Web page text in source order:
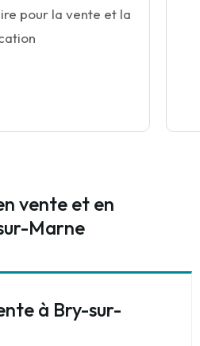
pour la vente et la
vente et en
Marne
à Bry-sur-